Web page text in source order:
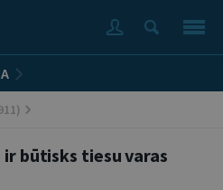
būtisks tiesu varas